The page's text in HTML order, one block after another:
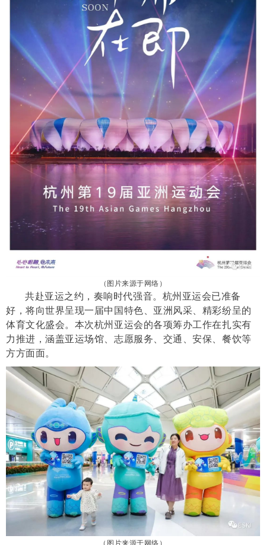
（图片来源于网络）
共赴亚运之约，奏响时代强音。杭州亚运会已准备
好，将向世界呈现一届中国特色、亚洲风采、精彩纷呈的
体育文化盛会。本次杭州亚运会的各项筹办工作在扎实有
力推进，涵盖亚运场馆、志愿服务、交通、安保、餐饮等
方方面面。
（ 图片来源于网络）